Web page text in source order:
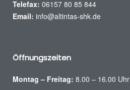
Telefax: 06157 80 85 844
Email: info@altintas-shk.de
Öffnungszeiten
Montag – Freitag: 8.00 – 16.00 Uhr